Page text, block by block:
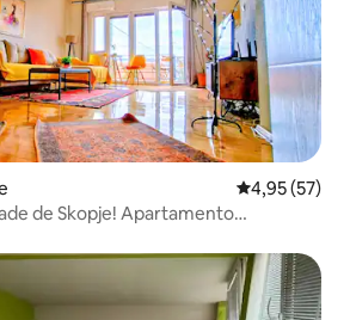
4,95 de uma
4,95 (57)
de Skopje! Apartamento